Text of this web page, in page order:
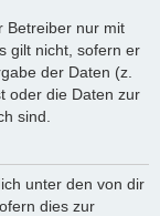
Betreiber nur mit
gilt nicht, sofern er
der Daten (z.
oder die Daten zur
sind.
unter den von dir
dies zur